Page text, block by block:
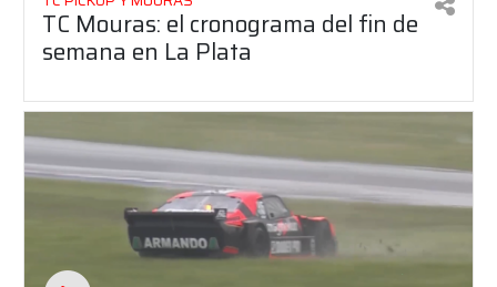
TC Mouras: el cronograma del fin de
semana en La Plata